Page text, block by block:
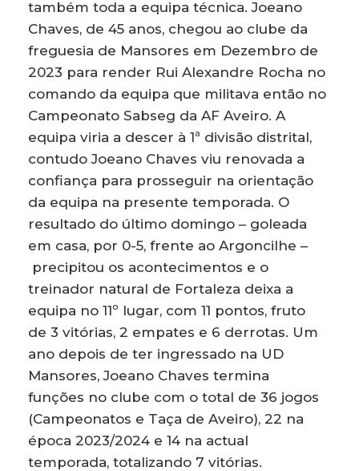
também toda a equipa técnica. Joeano
Chaves, de 45 anos, chegou ao clube da
freguesia de Mansores em Dezembro de
2023 para render Rui Alexandre Rocha no
comando da equipa que militava então no
Campeonato Sabseg da AF Aveiro. A
equipa viria a descer à 1ª divisão distrital,
contudo Joeano Chaves viu renovada a
confiança para prosseguir na orientação
da equipa na presente temporada. O
resultado do último domingo – goleada
em casa, por 0-5, frente ao Argoncilhe –
precipitou os acontecimentos e o
treinador natural de Fortaleza deixa a
equipa no 11º lugar, com 11 pontos, fruto
de 3 vitórias, 2 empates e 6 derrotas. Um
ano depois de ter ingressado na UD
Mansores, Joeano Chaves termina
funções no clube com o total de 36 jogos
(Campeonatos e Taça de Aveiro), 22 na
época 2023/2024 e 14 na actual
temporada, totalizando 7 vitórias.